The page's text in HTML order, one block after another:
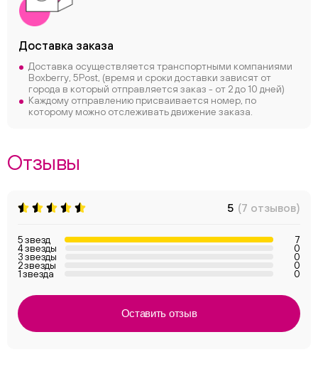
Доставка заказа
Доставка осуществляется транспортными компаниями
Boxberry, 5Post, (время и сроки доставки зависят от
города в который отправляется заказ - от 2 до 10 дней)
Каждому отправлению присваивается номер, по
которому можно отслеживать движение заказа.
Отзывы
5 (7 отзывов)
5 звезд 7
4 звезды 0
3 звезды 0
2 звезды 0
1 звезда 0
Оставить отзыв